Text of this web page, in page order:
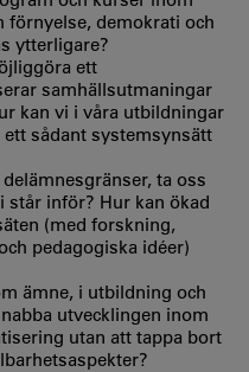
demokrati och
ytterligare?
ett
samhällsutmaningar
kan vi i våra utbildningar
sådant systemsynsätt
ta oss
står inför? Hur kan ökad
(med forskning,
pedagogiska idéer)
ämne, i utbildning och
utvecklingen inom
utan att tappa bort